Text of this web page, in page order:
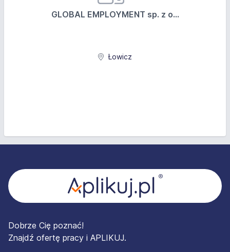
GLOBAL EMPLOYMENT sp. z o...
Łowicz
Dobrze Cię poznać!
Znajdź ofertę pracy i APLIKUJ.